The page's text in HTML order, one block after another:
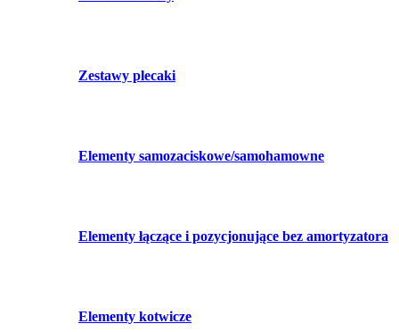
Zestawy plecaki
Elementy samozaciskowe/samohamowne
Elementy łączące i pozycjonujące bez amortyzatora
Elementy kotwicze